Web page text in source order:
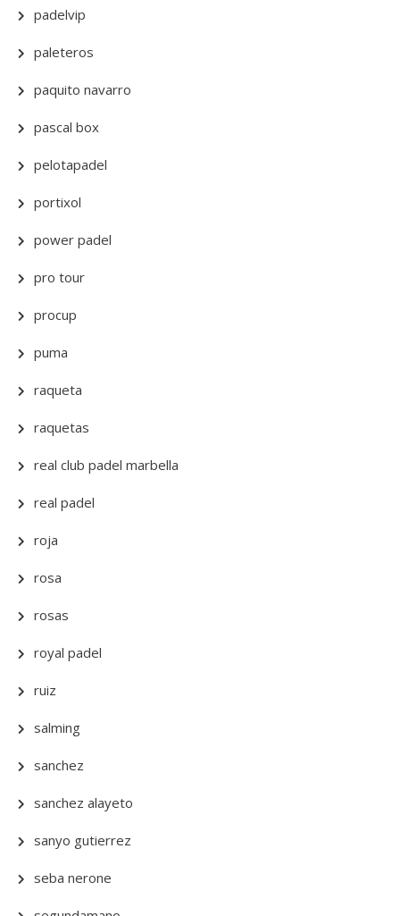
padelvip
paleteros
paquito navarro
pascal box
pelotapadel
portixol
power padel
pro tour
procup
puma
raqueta
raquetas
real club padel marbella
real padel
roja
rosa
rosas
royal padel
ruiz
salming
sanchez
sanchez alayeto
sanyo gutierrez
seba nerone